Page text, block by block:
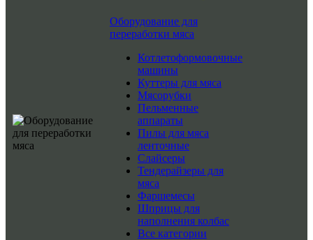
Оборудование для
переработки мяса
Котлетоформовочные
машины
Куттеры для мяса
Мясорубки
Пельменные
аппараты
Пилы для мяса
ленточные
Слайсеры
Тендерайзеры для
мяса
Фаршемесы
Шприцы для
наполнения колбас
Все категории